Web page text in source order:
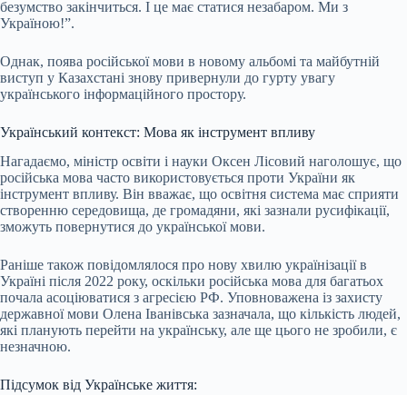
безумство закінчиться. І це має статися незабаром. Ми з
Україною!”.
Однак, поява російської мови в новому альбомі та майбутній
виступ у Казахстані знову привернули до гурту увагу
українського інформаційного простору.
Український контекст: Мова як інструмент впливу
Нагадаємо, міністр освіти і науки Оксен Лісовий наголошує, що
російська мова часто використовується проти України як
інструмент впливу. Він вважає, що освітня система має сприяти
створенню середовища, де громадяни, які зазнали русифікації,
зможуть повернутися до української мови.
Раніше також повідомлялося про нову хвилю українізації в
Україні після 2022 року, оскільки російська мова для багатьох
почала асоціюватися з агресією РФ. Уповноважена із захисту
державної мови Олена Іванівська зазначала, що кількість людей,
які планують перейти на українську, але ще цього не зробили, є
незначною.
Підсумок від Українське життя: